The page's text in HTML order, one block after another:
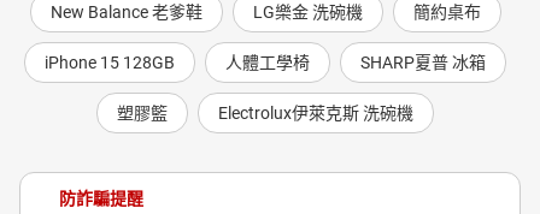
New Balance 老爹鞋 LG樂金 洗碗機 簡約桌布
iPhone 15 128GB 人體工學椅 SHARP夏普 冰箱
塑膠籃 Electrolux伊萊克斯 洗碗機
防詐騙提醒